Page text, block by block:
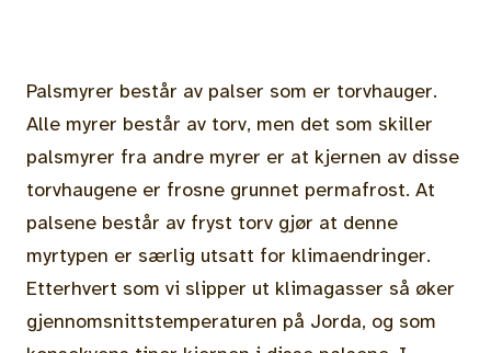
Palsmyrer består av palser som er torvhauger.
Alle myrer består av torv, men det som skiller
palsmyrer fra andre myrer er at kjernen av disse
torvhaugene er frosne grunnet permafrost. At
palsene består av fryst torv gjør at denne
myrtypen er særlig utsatt for klimaendringer.
Etterhvert som vi slipper ut klimagasser så øker
gjennomsnittstemperaturen på Jorda, og som